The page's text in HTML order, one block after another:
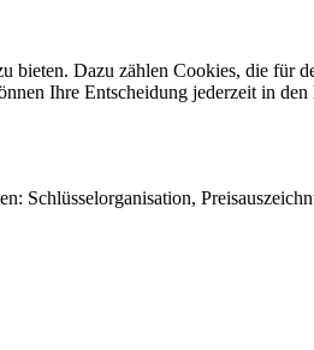
bieten. Dazu zählen Cookies, die
Ihre Entscheidung jederzeit in
Schlüsselorganisation,